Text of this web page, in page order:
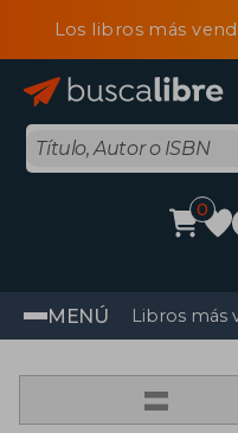
Los libros más
0
MENÚ Libros más
=